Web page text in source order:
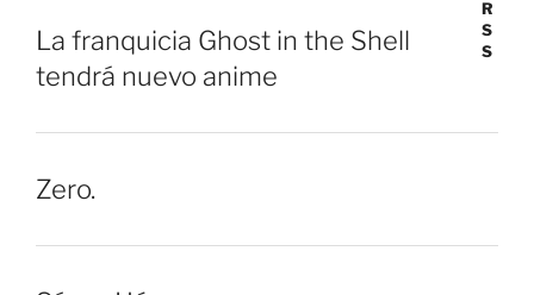
La franquicia Ghost in the Shell
tendrá nuevo anime
Zero.